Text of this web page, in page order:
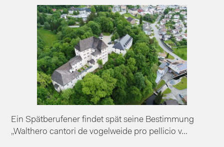
Ein Spätberufener findet spät seine Bestimmung
„Walthero cantori de vogelweide pro pellicio v...